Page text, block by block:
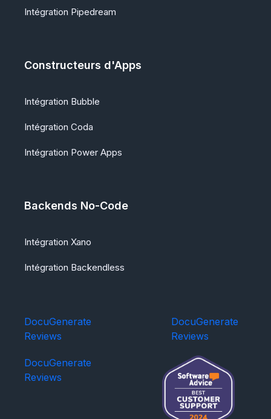
Intégration Pipedream
Constructeurs d'Apps
Intégration Bubble
Intégration Coda
Intégration Power Apps
Backends No-Code
Intégration Xano
Intégration Backendless
DocuGenerate
Reviews
DocuGenerate
Reviews
DocuGenerate
Reviews